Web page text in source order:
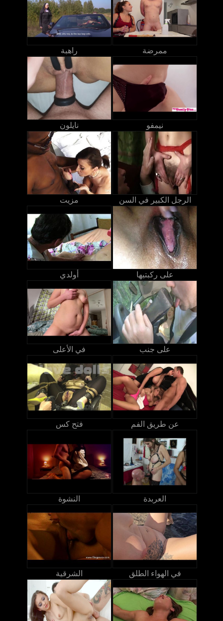
راهبة ممرضة
نايلون نيمفو
مزيت الرجل الكبير في السن
أولدي على ركبتيها
في الأعلى على جنب
فتح كس عن طريق الفم
النشوة العربدة
الشرقية في الهواء الطلق